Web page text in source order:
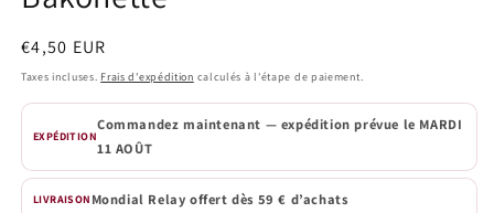
Prix
habituel
€4,50 EUR
Taxes incluses. Frais d'expédition calculés à l'étape de paiement.
EXPÉDITION
Commandez maintenant — expédition prévue le MARDI
11 AOÛT
LIVRAISON Mondial Relay offert dès 59 € d’achats